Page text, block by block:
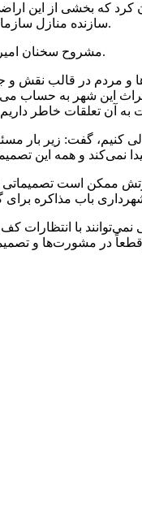
داد و عنوان کرد که بخشی از
سازنده منازل سازمانی کارکنان ارتش، تهاتر شده است.
مشروح سخنان امیررا اینجا می‌توانید بخوانید.
اظهار داشت: رسانه‌ها و
این شهر به حساب
کنیم، گفت: زیر بار
شده و کمتر از ۸ هکتار هم سهم ارتش است،
و دستگاه‌های نظامی نمی‌توانند
در مشورت‌ها و